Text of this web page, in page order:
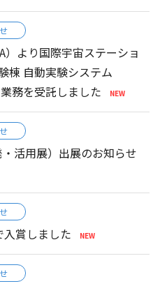
）より国際宇宙ステーショ
棟 自動実験システム
業務を受託しました
活用展）出展のお知らせ
賞しました